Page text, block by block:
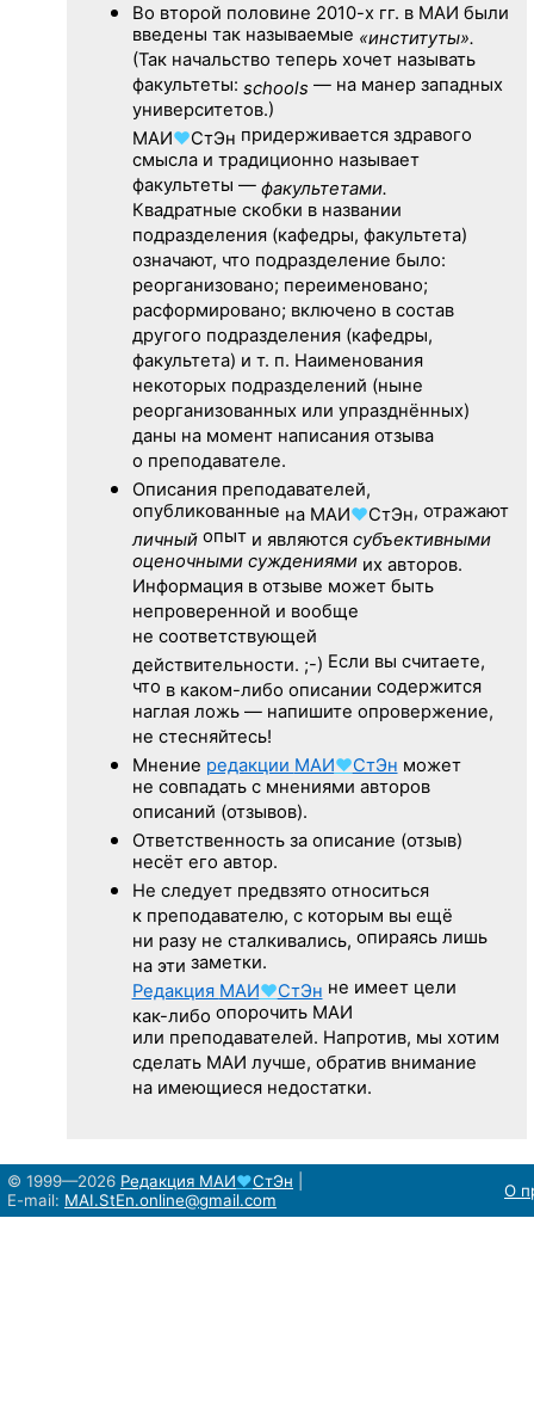
Во второй половине 2010-х гг. в МАИ были
введены так называемые «институты».
(Так начальство теперь хочет называть
факультеты: schools — на манер западных
университетов.)
МАИ♥СтЭн придерживается здравого
смысла и традиционно называет
факультеты — факультетами.
Квадратные скобки в названии
подразделения (кафедры, факультета)
означают, что подразделение было:
реорганизовано; переименовано;
расформировано; включено в состав
другого подразделения (кафедры,
факультета) и т. п. Наименования
некоторых подразделений (ныне
реорганизованных или упразднённых)
даны на момент написания отзыва
о преподавателе.
Описания преподавателей,
опубликованные на МАИ♥СтЭн, отражают
личныйопыт и являются субъективными
оценочными суждениямиих авторов.
Информация в отзыве может быть
непроверенной и вообще
не соответствующей
действительности. ;-) Если вы считаете,
что в каком-либо описании содержится
наглая ложь — напишите опровержение,
не стесняйтесь!
Мнение редакции МАИ♥СтЭн может
не совпадать с мнениями авторов
описаний (отзывов).
Ответственность за описание (отзыв)
несёт его автор.
Не следуетпредвзято относиться
к преподавателю, с которым вы ещё
ни разу не сталкивались, опираясь лишь
на эти заметки.
Редакция МАИ♥СтЭн не имеет цели
как-либо опорочить МАИ
или преподавателей. Напротив, мы хотим
сделать МАИ лучше, обратив внимание
на имеющиеся недостатки.
© 1999—2026 Редакция МАИ♥СтЭн
E-mail: MAI.StEn.online@gmail.com О